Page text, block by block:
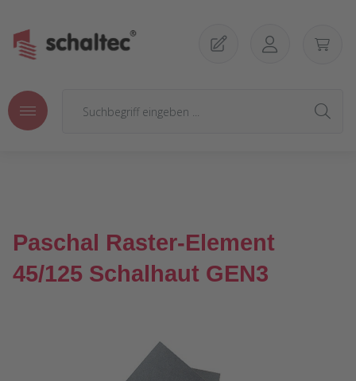
Paschal Raster-Element
45/125 Schalhaut GEN3
Bildergalerie überspringen